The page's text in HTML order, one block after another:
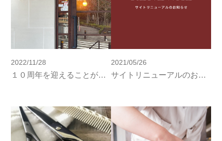
2022/11/28
１０周年を迎えることができました
2021/05/26
サイトリニューアルのお知らせ